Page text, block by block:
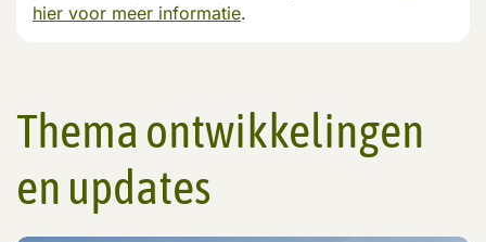
hier voor meer informatie.
Thema ontwikkelingen
en updates